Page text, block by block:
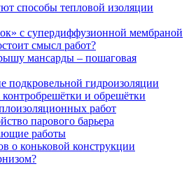
способы тепловой изоляции
с супердиффузионной мембраной
смысл работ?
мансарды – пошаговая
подкровельной гидроизоляции
и обрешётки
работ
парового барьера
работы
о коньковой конструкции